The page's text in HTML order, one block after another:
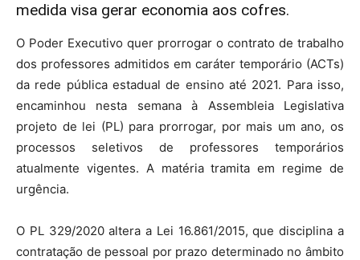
medida visa gerar economia aos cofres.
O Poder Executivo quer prorrogar o contrato de trabalho
dos professores admitidos em caráter temporário (ACTs)
da rede pública estadual de ensino até 2021. Para isso,
encaminhou nesta semana à Assembleia Legislativa
projeto de lei (PL) para prorrogar, por mais um ano, os
processos seletivos de professores temporários
atualmente vigentes. A matéria tramita em regime de
urgência.
O PL 329/2020 altera a Lei 16.861/2015, que disciplina a
contratação de pessoal por prazo determinado no âmbito